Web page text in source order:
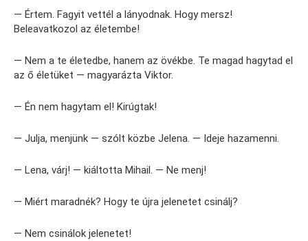
— Értem. Fagyit vettél a lányodnak. Hogy mersz!
Beleavatkozol az életembe!
— Nem a te életedbe, hanem az övékbe. Te magad hagytad el
az ő életüket — magyarázta Viktor.
— Én nem hagytam el! Kirúgtak!
— Julja, menjünk — szólt közbe Jelena. — Ideje hazamenni.
— Lena, várj! — kiáltotta Mihail. — Ne menj!
— Miért maradnék? Hogy te újra jelenetet csinálj?
— Nem csinálok jelenetet!